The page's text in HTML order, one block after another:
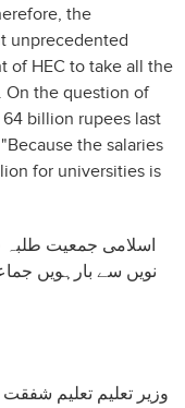
the
unprecedented
of HEC to take all the
On the question of
billion rupees last
the salaries
for universities is
اسلامی جمعیت
نویں سے بارہویں
وزیر تعلیم تعلیم